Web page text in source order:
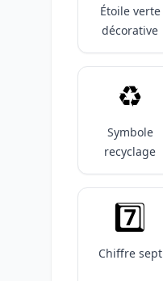
Étoile verte
décorative
♻️
Symbole
recyclage
7️⃣
Chiffre sept